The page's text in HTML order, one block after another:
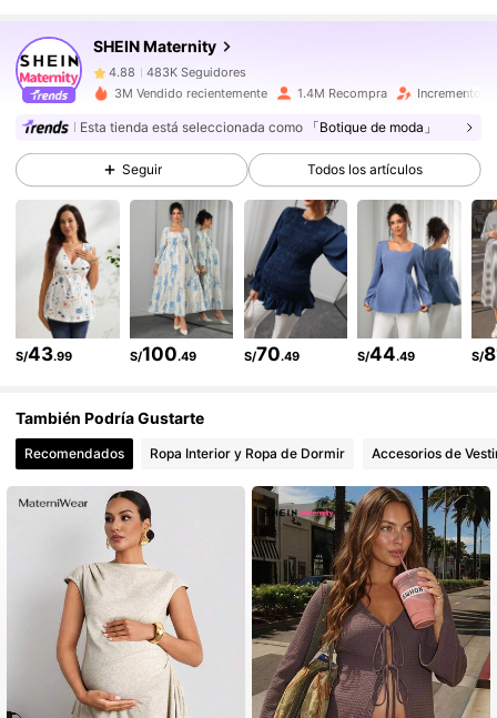
SHEIN Maternity
4.88 483K Seguidores
4.88 483K Seguidores
483K Seguidores
483K Seguidores
4.88 483K Seguidores
483K Seguidores
4.88 483K Seguidores
3M Vendido recientemente 1.4M Recompra Incremento
Esta tienda está seleccionada como 「Botique de moda」
Seguir Todos los artículos
S/43.99 S/100.49 S/70.49 S/44.49 S/
También Podría Gustarte
Recomendados Ropa Interior y Ropa de Dormir Accesorios de